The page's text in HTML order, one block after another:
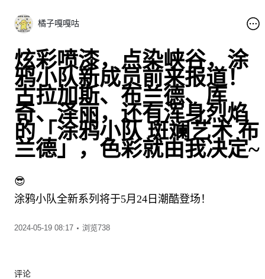
橘子嘎嘎咕
炫彩喷漆，点染峡谷，涂
鸦小队新成员前来报道！
古拉加斯、布兰德、库
奇、泽丽，还有浑身烈焰
的「涂鸦小队 斑斓艺术 布
兰德」，色彩就由我决定~
😎
涂鸦小队全新系列将于5月24日潮酷登场！
00:42
2024-05-19 08:17 浏览738
评论